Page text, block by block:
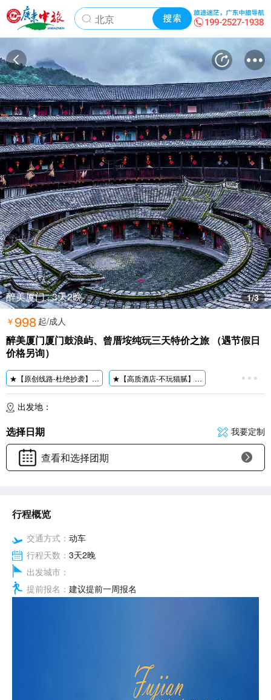
1/3
醉美厦门 · 3天2晚
￥ 998 起/成人
醉美厦门厦门鼓浪屿、曾厝垵纯玩三天特价之旅 （遇节假日
价格另询）
★【原创线路-杜绝抄袭】原创产品、全程指定优势资源，线路可以模仿，质量不可复制! ★【高质酒店-不玩猫腻】高品酒店，拒绝猫腻，给您想要的放心!
出发地：
选择日期 我要定制
查看和选择团期
行程概览
交通方式： 动车
行程天数： 3天2晚
出发城市：
提前报名： 建议提前一周报名